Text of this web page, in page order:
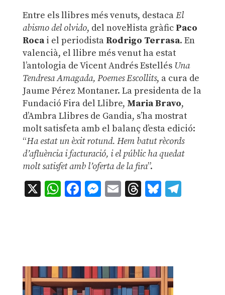
Entre els llibres més venuts, destacaEl
abismo del olvido, del novel·lista gràfic Paco
Rocai el periodista Rodrigo Terrasa. En
valencià, el llibre més venut ha estat
l’antologia de Vicent Andrés Estellés Una
Tendresa Amagada, Poemes Escollits, a cura de
Jaume Pérez Montaner. La presidenta de la
Fundació Fira del Llibre, Maria Bravo,
d’Ambra Llibres de Gandia, s’ha mostrat
molt satisfeta amb el balanç d’esta edició:
“Ha estat un èxit rotund. Hem batut rècords
d’afluència i facturació, i el públic ha quedat
molt satisfet amb l’oferta de la fira”.
X WhatsApp
Facebook
Messenger
EmailThreads
Bluesky